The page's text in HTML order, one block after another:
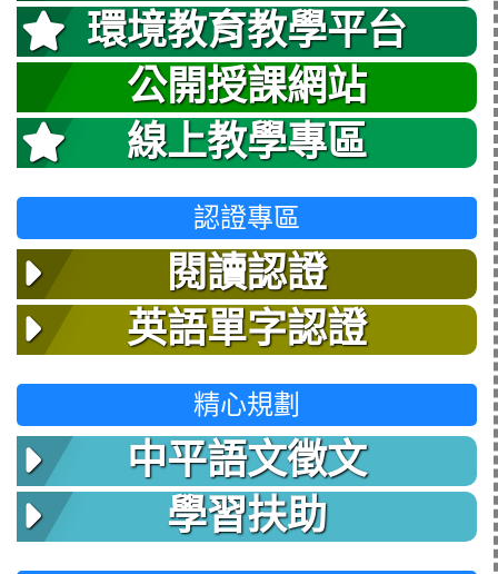
環境教育教學平台
公開授課網站
線上教學專區
認證專區
閱讀認證
英語單字認證
精心規劃
中平語文徵文
學習扶助